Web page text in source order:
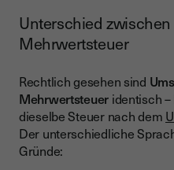
Unterschied
Mehrwertsteuer
Rechtlich gesehen sind
Mehrwertsteuer identisch
dieselbe Steuer nach dem
Der unterschiedliche
Gründe: